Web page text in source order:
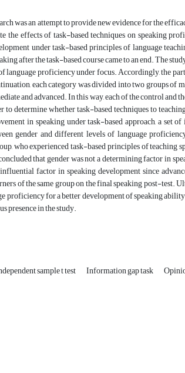
was an attempt to provide new evidence for the
the effects of task-based techniques on speaking
under task-based principles of language
after the task-based course came to an end. The
language proficiency under focus. Accordingly, the
each category was divided into two groups of
and advanced. In this way, each of the control
to determine whether task-based techniques to
in speaking under task-based approach, a set
gender and different levels of language
who experienced task-based principles of
that gender was not a determining factor in
factor in speaking development since
of the same group on the final speaking post-test.
proficiency for a better development of speaking
presence in the study.
sample t test Information gap task